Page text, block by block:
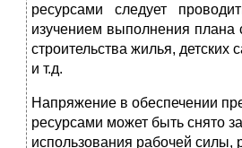
ресурсами следует
изучением выполнения плана
строительства жилья, детских
и т.д.
Напряжение в обеспечении
ресурсами может быть снято
использования рабочей силы,